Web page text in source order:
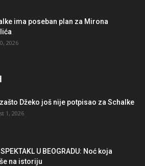
ima poseban plan za Mirona
2026
Džeko još nije potpisao za Schalke
1, 2026
SPEKTAKL U BEOGRADU: Noć koja
na istoriju